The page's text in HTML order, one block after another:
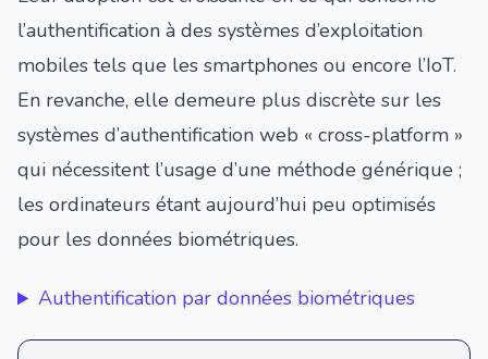
l’authentification à des systèmes d’exploitation
mobiles tels que les smartphones ou encore l’IoT.
En revanche, elle demeure plus discrète sur les
systèmes d’authentification web « cross-platform »
qui nécessitent l’usage d’une méthode générique ;
les ordinateurs étant aujourd’hui peu optimisés
pour les données biométriques.
Authentification par données biométriques